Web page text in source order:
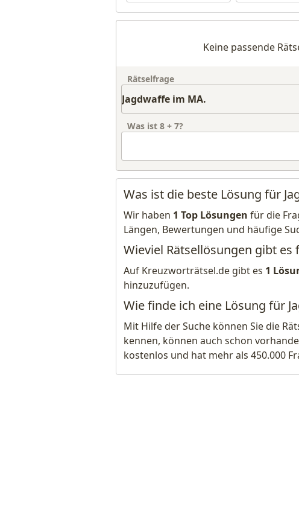
Keine passende
Rätselfrage
Was ist 8 + 7?
Was ist die beste Lösung für
Wir haben 1 Top Lösungen für die
Längen, Bewertungen und häufige
Wieviel Rätsellösungen gibt es
Auf Kreuzworträtsel.de gibt es 1
hinzuzufügen.
Wie finde ich eine Lösung für
Mit Hilfe der Suche können Sie die
kennen, können auch schon
kostenlos und hat mehr als 450.000